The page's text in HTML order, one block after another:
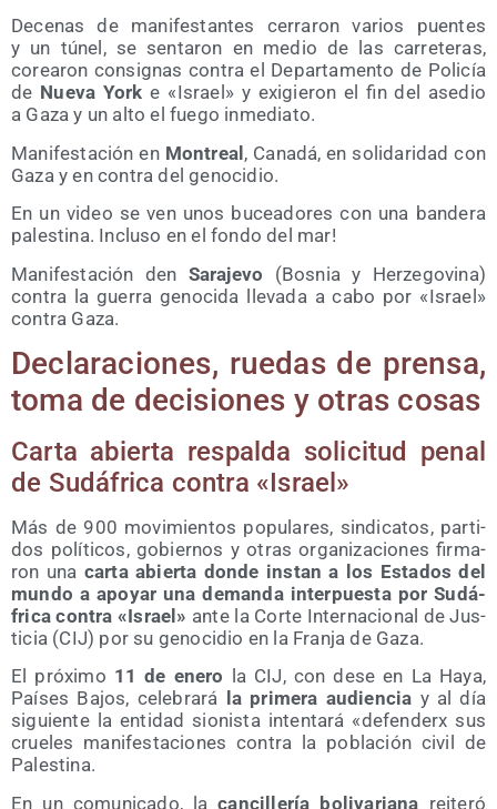
Dece­nas de mani­fes­tan­tes cerra­ron varios puen­tes
y un túnel, se sen­ta­ron en medio de las carre­te­ras,
corea­ron con­sig­nas con­tra el Depar­ta­men­to de Poli­cía
de Nue­va York e «Israel» y exi­gie­ron el fin del ase­dio
a Gaza y un alto el fue­go inmediato.
Mani­fes­ta­ción en Mon­treal, Cana­dá, en soli­da­ri­dad con
Gaza y en con­tra del genocidio.
En un video se ven unos bucea­do­res con una ban­de­ra
pales­ti­na. Inclu­so en el fon­do del mar!
Mani­fes­ta­ción den Sara­je­vo (Bos­nia y Her­ze­go­vi­na)
con­tra la gue­rra geno­ci­da lle­va­da a cabo por «Israel»
con­tra Gaza.
Decla­ra­cio­nes, rue­das de pren­sa,
toma de deci­sio­nes y otras cosas
Car­ta abier­ta res­pal­da soli­ci­tud penal
de Sudá­fri­ca con­tra «Israel»
Más de 900 movi­mien­tos popu­la­res, sin­di­ca­tos, par­ti­
dos polí­ti­cos, gobier­nos y otras orga­ni­za­cio­nes fir­ma­
ron una car­ta abier­ta don­de ins­tan a los Esta­dos del
mun­do a apo­yar una deman­da inter­pues­ta por Sudá­
fri­ca con­tra «Israel» ante la Cor­te Inter­na­cio­nal de Jus­
ti­cia (CIJ) por su geno­ci­dio en la Fran­ja de Gaza.
El pró­xi­mo 11 de enero la CIJ, con dese en La Haya,
Paí­ses Bajos, cele­bra­rá
la pri­me­ra audien­cia y al día
siguien­te la enti­dad sio­nis­ta inten­ta­rá «defen­derx sus
crue­les mani­fes­ta­cio­nes con­tra la pobla­ción civil de
Palestina.
En un comu­ni­ca­do, lacan­ci­lle­ría boli­va­ria­na reite­ró